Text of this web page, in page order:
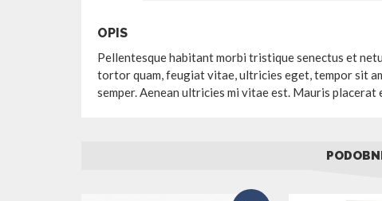
OPIS
Pellentesque habitant morbi tristique senectus et
tortor quam, feugiat vitae, ultricies eget, tempor sit
semper. Aenean ultricies mi vitae est. Mauris placerat